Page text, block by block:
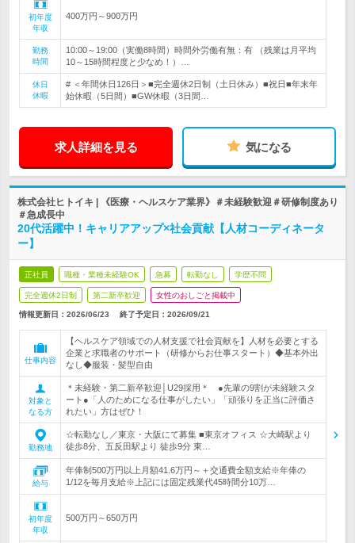
初年度
年収
400万円～900万円
勤務
時間
10:00～19:00（実働8時間）時間外労働有無：有 （残業は月平均
10～15時間程度と少なめ！）…
休日
休暇
# ＜年間休日126日＞■完全週休2日制（土日休み）■祝日■年末年
始休暇（5日間）■GW休暇（3日間…
求人詳細を見る 気になる
株式会社ヒトイキ | 《医療・ヘルスケア業界》＃未経験歓迎＃研修制度あり
＃急成長中
20代活躍中！キャリアアップ×社会貢献【人材コーディネータ
ー】
正社員 職種・業種未経験OK 急募 転勤なし 学歴不問
完全週休2日制 第二新卒歓迎 女性のおしごと掲載中
情報更新日：2026/06/23 終了予定日： 2026/09/21
仕事内容
【ヘルスケア領域での人材支援で社会貢献を】人材を必要とする
企業と求職者のサポート（研修からお仕事スタート）◆基本外出
なし◆服装・髪型自由
対象と
なる方
＊未経験・第二新卒歓迎│U29採用＊ ●先輩の9割が未経験スタ
ート●「人のためになる仕事がしたい」「頑張りを正当に評価さ
れたい」方はぜひ！
勤務地
☆転勤なし／東京・大阪にて募集 ■東京オフィス ☆大崎駅より
徒歩8分、五反田駅より 徒歩9分 東…
給与
年俸制500万円以上月額41.6万円～＋交通費全額支給※年俸の
1/12を毎月支給※上記には固定残業代45時間分10万…
初年度
年収
500万円～650万円